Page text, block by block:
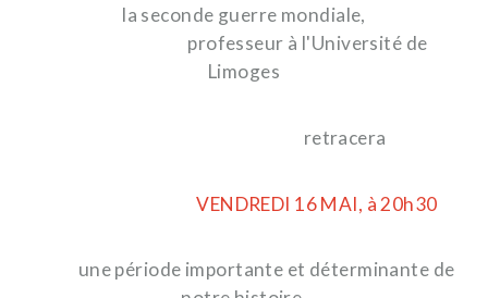
la seconde guerre mondiale,
professeur à l'Université de
Limoges
retracera
VENDREDI 16 MAI, à 20h30
une période importante et déterminante de